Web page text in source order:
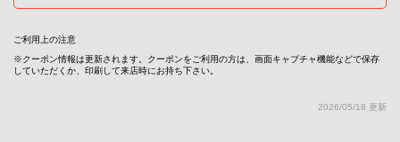
ご利用上の注意
クーポン情報は更新されます。クーポンをご利用の方は、画面キャプチャ機能などで保存
していただくか、印刷して来店時にお持ち下さい。
2026/05/18 更新
閉じる